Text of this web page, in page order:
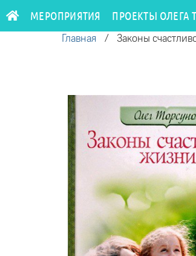
МЕРОПРИЯТИЯ ПРОЕКТЫ ОЛЕГА
Главная / Законы